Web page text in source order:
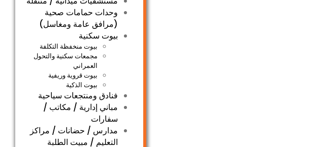
وحدات حمامات صحية
(مرافق عامة ومغاسل)
بيوت سكنية
بيوت منخفظة التكلفة
مجمعات سكنية والتحول
العمراني
بيوت قروية وريفية
بيوت الذكية
فنادق ومنتجعات سياحية
مباني إدارية / مكاتب /
سفارات
مدارس / حضانات / مراكز
التعليم / مبيت الطلبة